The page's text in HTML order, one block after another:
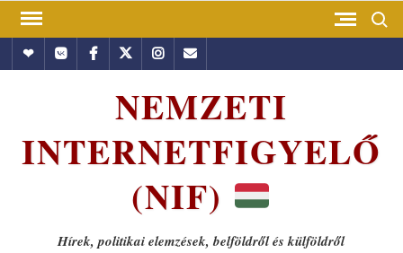
Skip
contentHundubVkontakte
Facebook
TwitterInstagram
Email
NEMZETI
INTERNETFIGYELŐ
(NIF)
Hírek, politikai elemzések, belföldről és külföldről